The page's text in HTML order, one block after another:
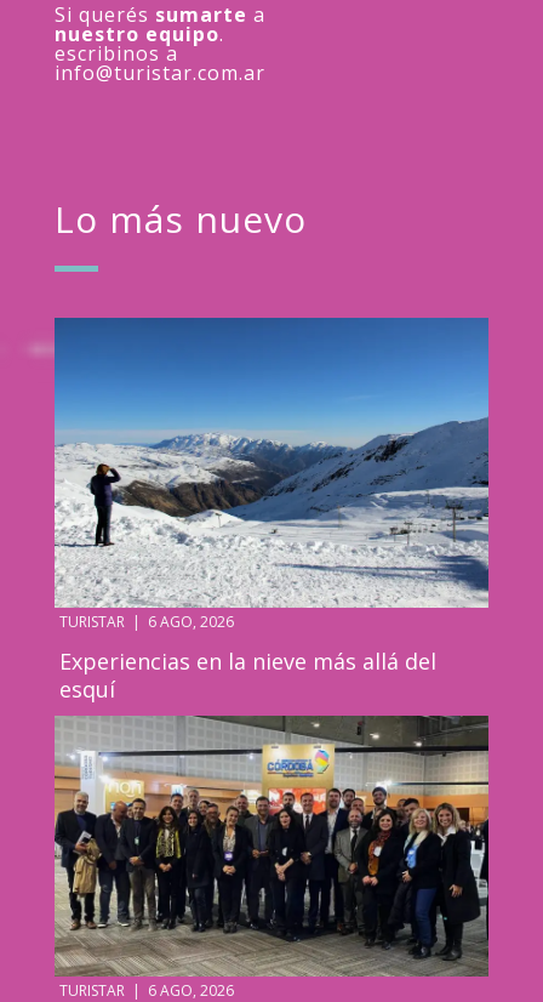
Si querés sumarte a
nuestro equipo.
escribinos a
info@turistar.com.ar
Lo más nuevo
TURISTAR | 6 AGO, 2026
Experiencias en la nieve más allá del
esquí
TURISTAR | 6 AGO, 2026